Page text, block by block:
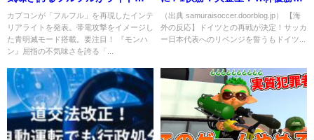
に！電撃攻撃をイメージした青
明滅モード
カプコンが「フルフル」を再現したインテ
リアライトを発表。帯電攻撃をイメージし
た青明滅モード搭載。要注目！ 『モンハ
ン』屈指の不気味さを誇る「...
験国を相手に2連勝
（出典 samuraisoccer.doorblog.jp） 【海
外の反応】ドイツとの再戦が決定！サッカ
ー日本代表へのリベンジを誓うもドイツ...